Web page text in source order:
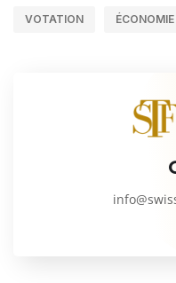
VOTATION ÉCONOMIE